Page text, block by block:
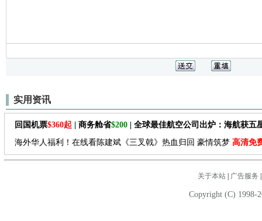
实用资讯
回国机票$360起 | 商务舱省$200 | 全球最佳航空公司出炉：海航获五
海外华人福利！在线看陈建斌《三叉戟》热血归回 豪情筑梦 高清免
关于本站| 广告服务
Copyright (C) 1998-